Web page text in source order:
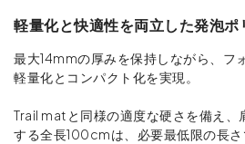
軽量化と快適性を両立した発泡ポ
最大14mmの厚みを保持しながら、フ
軽量化とコンパクト化を実現。
Trail matと同様の適度な硬さを備え、
する全長100cmは、必要最低限の長